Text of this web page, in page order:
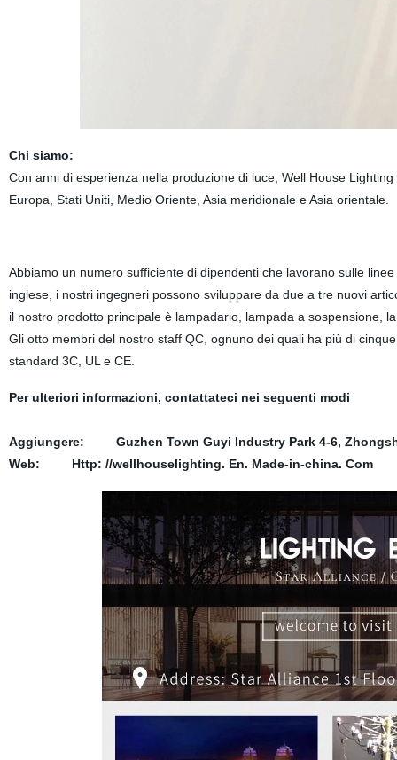
Chi siamo:
Con anni di esperienza nella produzione di luce, Well House
Europa, Stati Uniti, Medio Oriente, Asia meridionale e Asia orientale.
Abbiamo un numero sufficiente di dipendenti che lavorano sulle
inglese, i nostri ingegneri possono sviluppare da due a tre nuovi
il nostro prodotto principale è lampadario, lampada a sospensione,
Gli otto membri del nostro staff QC, ognuno dei quali ha più di
standard 3C, UL e CE.
Per ulteriori informazioni, contattateci nei seguenti modi
Aggiungere: Guzhen Town Guyi Industry Park 4-6,
Web: Http: //wellhouselighting. En. Made-in-china. Com